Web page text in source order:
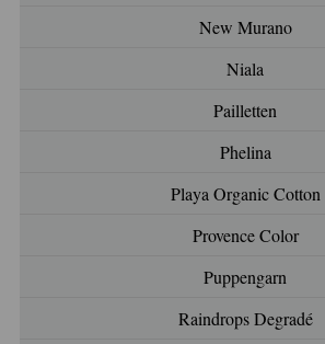
New Murano
Niala
Pailletten
Phelina
Playa Organic Cotton
Provence Color
Puppengarn
Raindrops Degradé